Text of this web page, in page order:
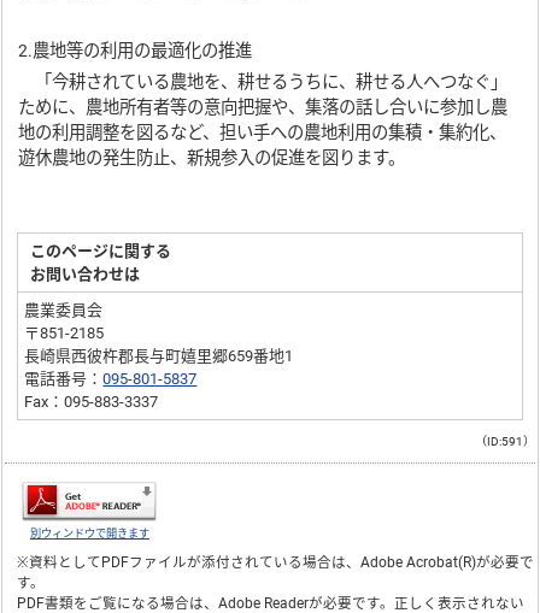
2.農地等の利用の最適化の推進
「今耕されている農地を、耕せるうちに、耕せる人へつなぐ」
ために、農地所有者等の意向把握や、集落の話し合いに参加し農
地の利用調整を図るなど、担い手への農地利用の集積・集約化、
遊休農地の発生防止、新規参入の促進を図ります。
このページに関する
お問い合わせは
農業委員会
〒851-2185
長崎県西彼杵郡長与町嬉里郷659番地1
電話番号：095-801-5837
Fax：095-883-3337
（ID:591）
別ウィンドウで開きます
※資料としてPDFファイルが添付されている場合は、Adobe Acrobat(R)が必要で
す。
PDF書類をご覧になる場合は、Adobe Readerが必要です。正しく表示されない